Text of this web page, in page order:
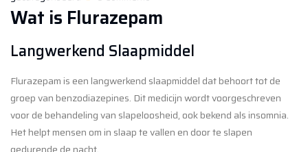
LoginBIJWERKINGEN &
ALTERNATIEVEN
Wat is Flurazepam
Langwerkend Slaapmiddel
Flurazepam is een langwerkend slaapmiddel dat behoort tot de
groep van benzodiazepines. Dit medicijn wordt voorgeschreven
voor de behandeling van slapeloosheid, ook bekend als insomnia.
Het helpt mensen om in slaap te vallen en door te slapen